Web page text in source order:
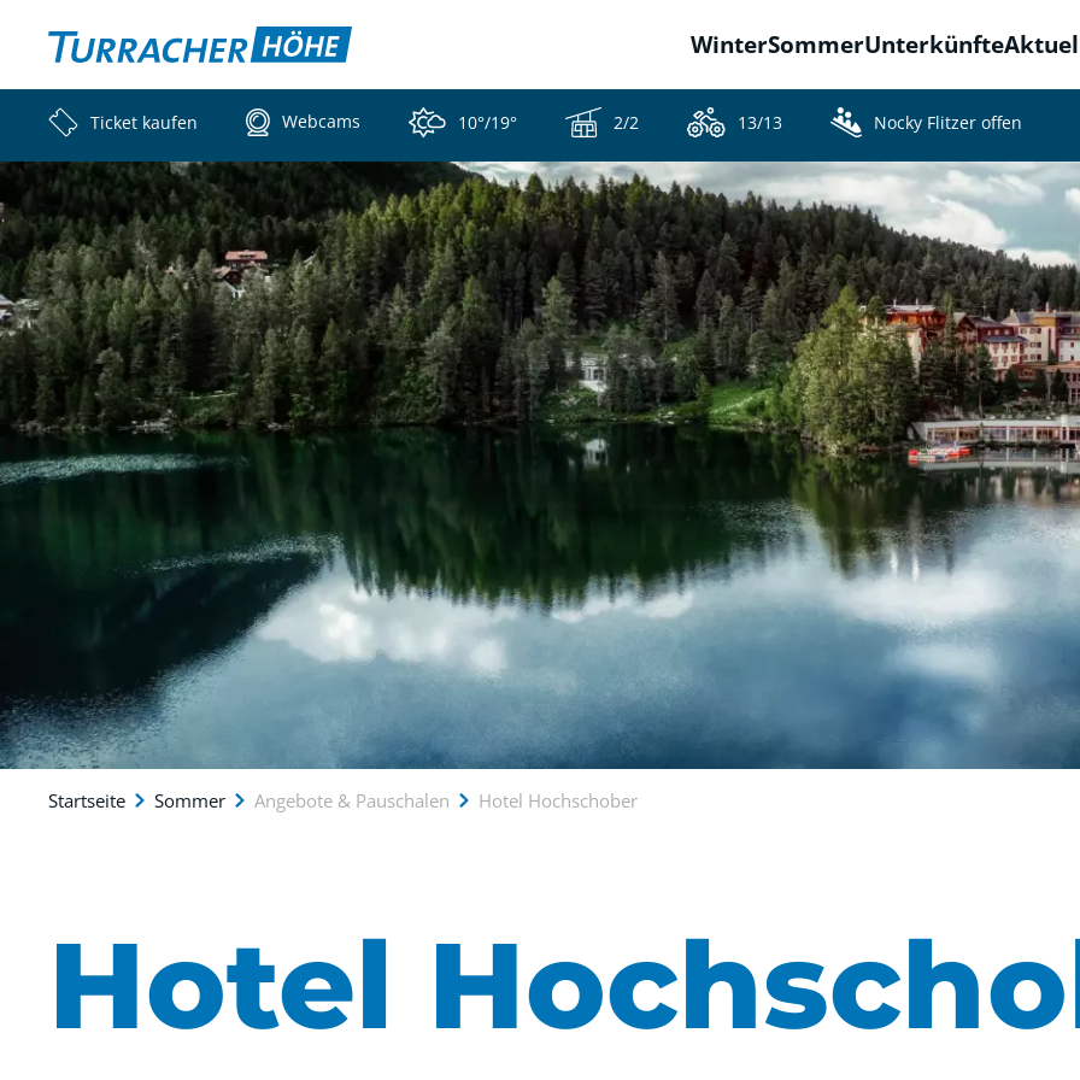
WinterSommerUnterkünfte
Ticket kaufen Webcams 10°/19° 2/2 13/13 Nocky Flitzer offen
Startseite Sommer Angebote & Pauschalen Hotel Hochschober
Hotel